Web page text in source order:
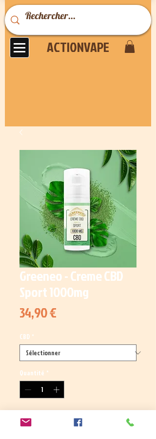
ACTIONVAPE
Greeneo - Creme CBD
Sport 1000mg
34,90 €Prix
CBD *
Quantité *
Ajouter au panier